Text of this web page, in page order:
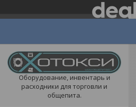
Оборудование, инвентарь и
расходники для торговли и
общепита.